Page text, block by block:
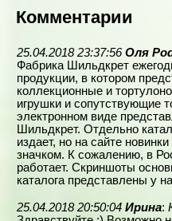
Комментарии
25.04.2018 23:37:56 Оля
Фабрика Шильдкрет
продукции, в котором
коллекционные и
игрушки и сопутствующие
электронном виде
Шильдкрет. Отдельно
издает, но на сайте
значком. К сожалению, в
работает. Скриншоты
каталога представлены у
25.04.2018 20:50:04 Ирина: